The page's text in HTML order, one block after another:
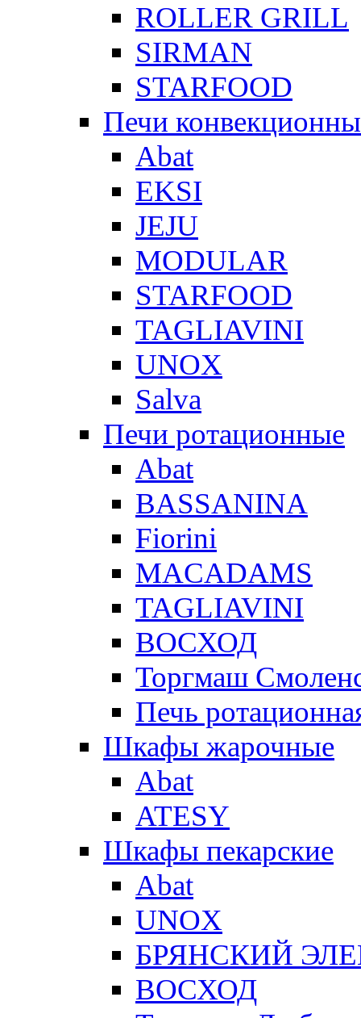
ROLLER GRILL
SIRMAN
STARFOOD
Печи
Abat
EKSI
JEJU
MODULAR
STARFOOD
TAGLIAVINI
UNOX
Salva
Печи ротационные
Abat
BASSANINA
Fiorini
MACADAMS
TAGLIAVINI
ВОСХОД
Торгмаш
Печь
Шкафы жарочные
Abat
ATESY
Шкафы пекарские
Abat
UNOX
БРЯНСКИЙ
ВОСХОД